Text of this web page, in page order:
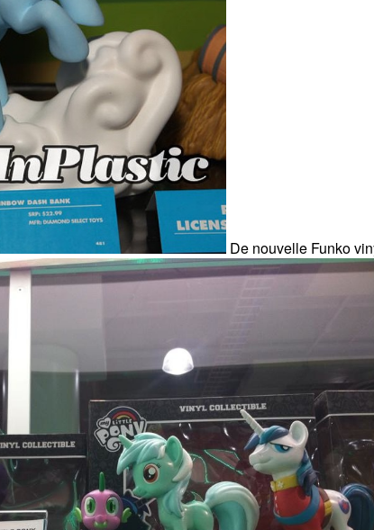
De nouvelle Funko